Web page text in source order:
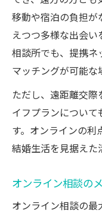
移動や宿泊の負担
えつつ多様な出会
相談所でも、提携
マッチングが可能な
ただし、遠距離交
イフプランについ
す。オンラインの
結婚生活を見据えた
オンライン相談の
オンライン相談の